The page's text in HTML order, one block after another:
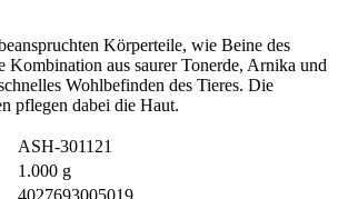
Körperteile, wie Beine des
Kombination aus saurer Tonerde, Arnika und
Wohlbefinden des Tieres. Die
pflegen dabei die Haut.
ASH-301121
1.000 g
4027693005019